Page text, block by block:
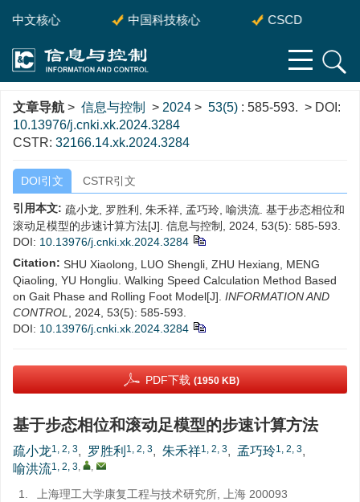
中文核心 中国科技核心 CSCD
文章导航 > 信息与控制 > 2024 > 53(5) : 585-593. > DOI:
10.13976/j.cnki.xk.2024.3284
CSTR: 32166.14.xk.2024.3284
DOI引文 CSTR引文
引用本文: 疏小龙, 罗胜利, 朱禾祥, 孟巧玲, 喻洪流. 基于步态相位和
滚动足模型的步速计算方法[J]. 信息与控制, 2024, 53(5): 585-593.
DOI: 10.13976/j.cnki.xk.2024.3284
Citation: SHU Xiaolong, LUO Shengli, ZHU Hexiang, MENG
Qiaoling, YU Hongliu. Walking Speed Calculation Method Based
on Gait Phase and Rolling Foot Model[J]. INFORMATION AND
CONTROL
, 2024, 53(5): 585-593.
DOI: 10.13976/j.cnki.xk.2024.3284
PDF下载 (1950 KB)
基于步态相位和滚动足模型的步速计算方法
疏小龙1, 2, 3, 罗胜利 1, 2, 3, 朱禾祥1, 2, 3, 孟巧玲1, 2, 3,
喻洪流1, 2, 3, ,
1.
上海理工大学康复工程与技术研究所, 上海 200093